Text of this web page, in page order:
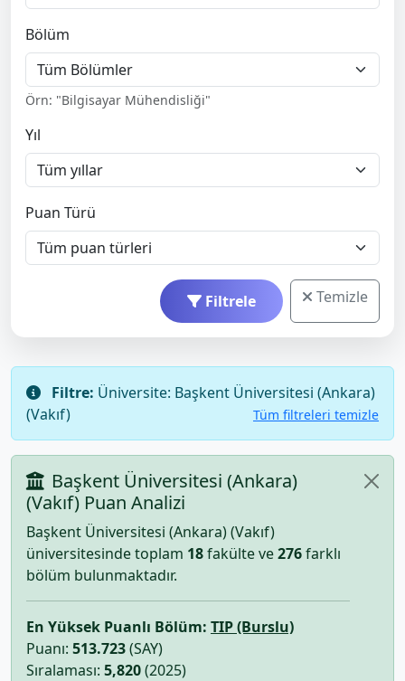
Bölüm
Örn: "Bilgisayar Mühendisliği"
Yıl
Puan Türü
Filtrele Temizle
Filtre: Üniversite: Başkent Üniversitesi (Ankara)
(Vakıf)
Tüm filtreleri temizle
Başkent Üniversitesi (Ankara)
(Vakıf) Puan Analizi
Başkent Üniversitesi (Ankara) (Vakıf)
üniversitesinde toplam 18fakülte ve276farklı
bölüm bulunmaktadır.
En Yüksek Puanlı Bölüm: TIP (Burslu)
Puanı: 513.723(SAY)
Sıralaması: 5,820(2025)